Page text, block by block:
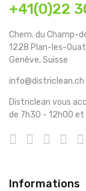
+41(0)22
Chem. du Champ-
1228 Plan-les-
Genève, Suisse
info@districlean.ch
Districlean vous
de 7h30 - 12h00 et
Informations